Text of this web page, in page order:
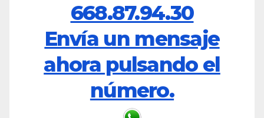
668.87.94.30
Envía un mensaje
ahora pulsando el
número.